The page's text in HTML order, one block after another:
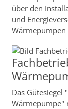
über den
und
Wärmepumpen
Das Gütesiegel
Wärmepumpe"